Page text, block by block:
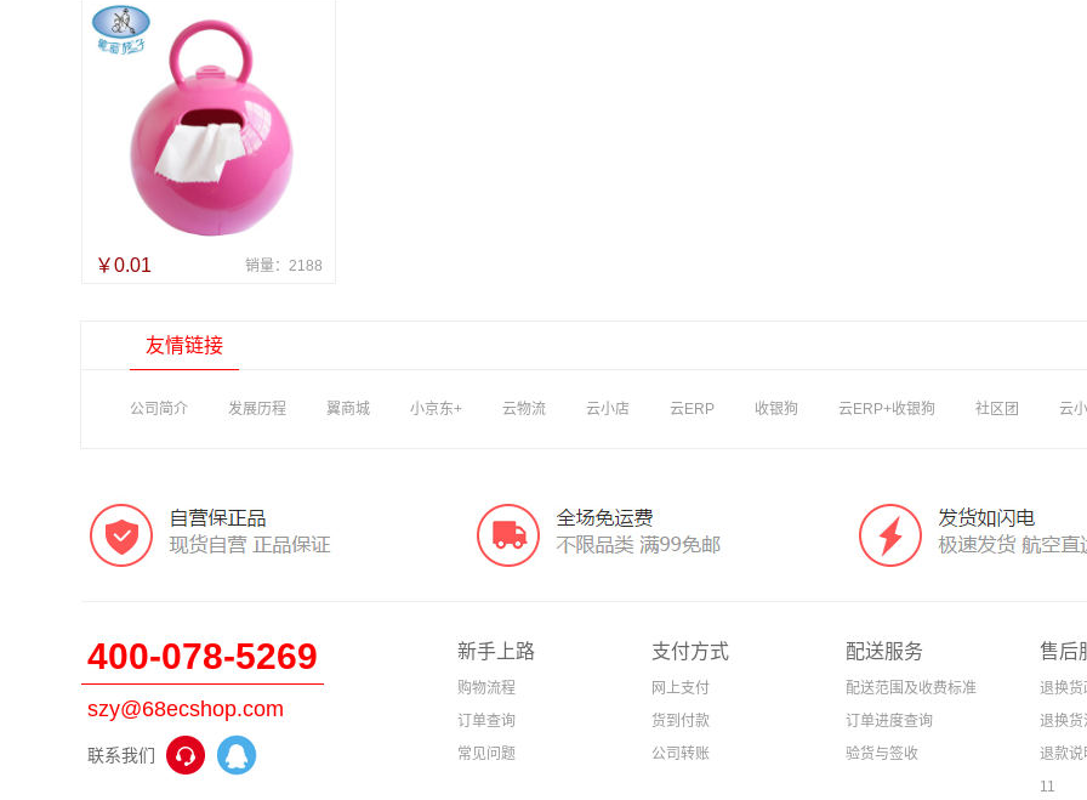
￥0.01 销量：2188
友情链接
公司简介 发展历程 翼商城 小京东+ 云物流 云小店 云ERP 收银狗 云ERP+收银狗 社区团 云
400-078-5269
szy@68ecshop.com
联系我们
新手上路
购物流程
订单查询
常见问题
支付方式
网上支付
货到付款
公司转账
配送服务
配送范围及收费标准
订单进度查询
验货与签收
售后
退换货
退换货
退款说
11